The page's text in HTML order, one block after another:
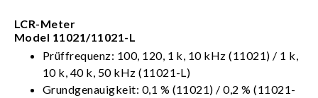
LCR-Meter
Model 11021/11021-L
Prüffrequenz: 100, 120, 1 k, 10 kHz (11021) / 1 k,
10 k, 40 k, 50 kHz (11021-L)
Grundgenauigkeit: 0,1 % (11021) / 0,2 % (11021-